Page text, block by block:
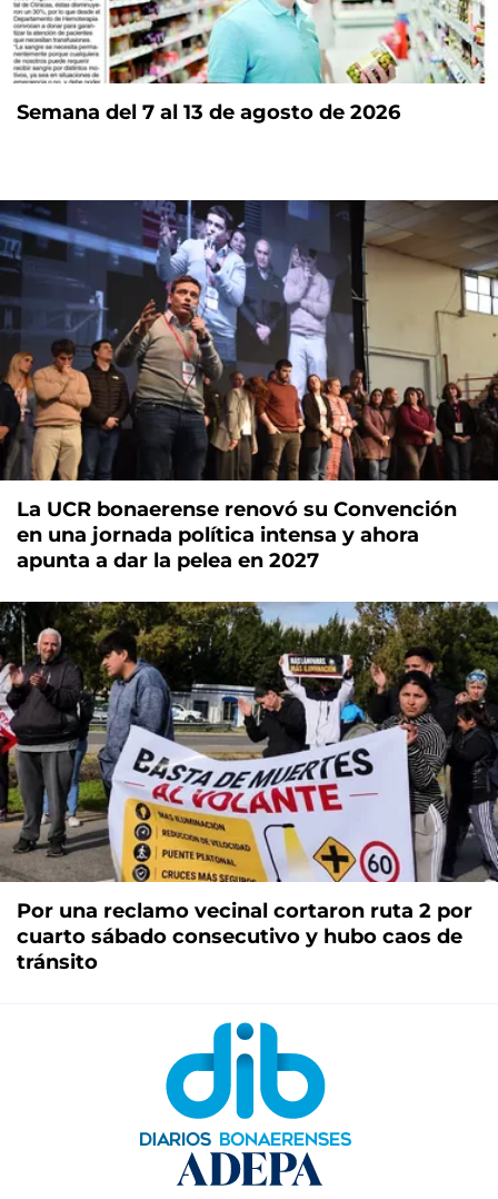
Semana del 7 al 13 de agosto de 2026
La UCR bonaerense renovó su Convención
en una jornada política intensa y ahora
apunta a dar la pelea en 2027
Por una reclamo vecinal cortaron ruta 2 por
cuarto sábado consecutivo y hubo caos de
tránsito